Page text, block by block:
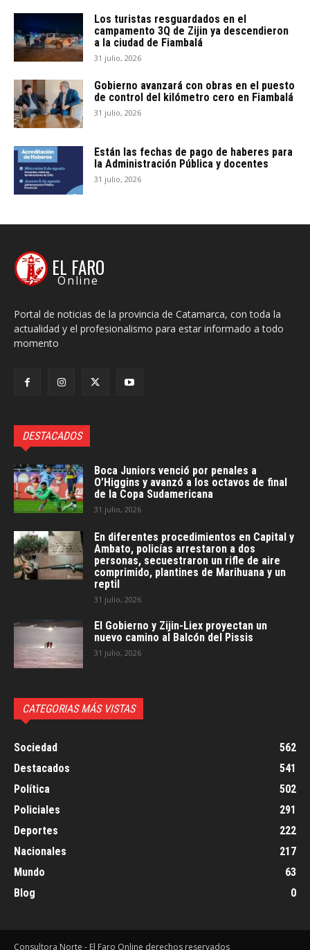
Los turistas resguardados en el
campamento 3Q de Zijin ya descendieron
a la ciudad de Fiambalá
31 julio, 2026
Gobierno avanzará con obras en el puesto
de control del kilómetro cero en Fiambalá
31 julio, 2026
Están las fechas de pago de haberes para
la Administración Pública y docentes
31 julio, 2026
EL FARO
Online
Portal de noticias de la provincia de Catamarca, con toda la
actualidad y el profesionalismo para estar informado a todo
momento
DESTACADOS
Boca Juniors venció por penales a
O’Higgins y avanzó a los octavos de final
de la Copa Sudamericana
31 julio, 2026
En diferentes procedimientos en Capital y
Ambato, policías arrestaron a dos
personas, secuestraron un rifle de aire
comprimido, plantines de Marihuana y un
reptil
31 julio, 2026
El Gobierno y Zijin-Liex proyectan un
nuevo camino al Balcón del Pissis
31 julio, 2026
CATEGORIAS MÁS VISTAS
Sociedad
562
Destacados
541
Política
502
Policiales
291
Deportes
222
Nacionales
217
Mundo
63
Blog
0
Consultora Norte - El Faro Online derechos reservados